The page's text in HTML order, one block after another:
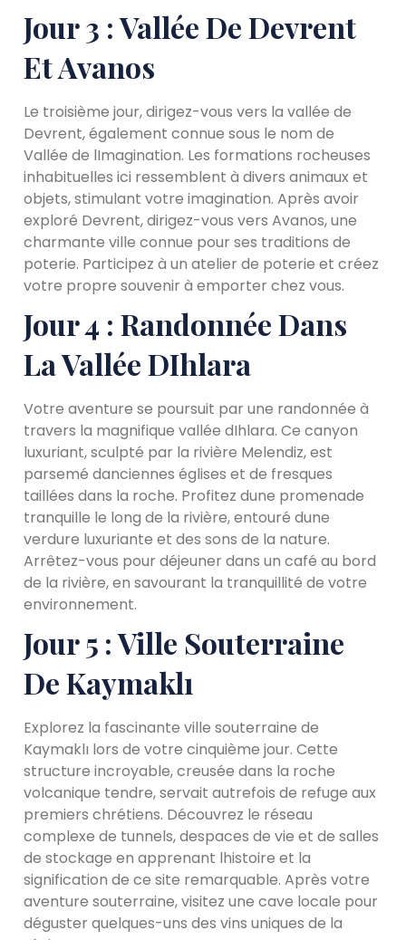
Jour 3 : Vallée De Devrent
Et Avanos
Le troisième jour, dirigez-vous vers la vallée de
Devrent, également connue sous le nom de
Vallée de lImagination. Les formations rocheuses
inhabituelles ici ressemblent à divers animaux et
objets, stimulant votre imagination. Après avoir
exploré Devrent, dirigez-vous vers Avanos, une
charmante ville connue pour ses traditions de
poterie. Participez à un atelier de poterie et créez
votre propre souvenir à emporter chez vous.
Jour 4 : Randonnée Dans
La Vallée DIhlara
Votre aventure se poursuit par une randonnée à
travers la magnifique vallée dIhlara. Ce canyon
luxuriant, sculpté par la rivière Melendiz, est
parsemé danciennes églises et de fresques
taillées dans la roche. Profitez dune promenade
tranquille le long de la rivière, entouré dune
verdure luxuriante et des sons de la nature.
Arrêtez-vous pour déjeuner dans un café au bord
de la rivière, en savourant la tranquillité de votre
environnement.
Jour 5 : Ville Souterraine
De Kaymaklı
Explorez la fascinante ville souterraine de
Kaymaklı lors de votre cinquième jour. Cette
structure incroyable, creusée dans la roche
volcanique tendre, servait autrefois de refuge aux
premiers chrétiens. Découvrez le réseau
complexe de tunnels, despaces de vie et de salles
de stockage en apprenant lhistoire et la
signification de ce site remarquable. Après votre
aventure souterraine, visitez une cave locale pour
déguster quelques-uns des vins uniques de la